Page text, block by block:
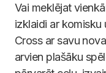
Vai meklējat
izklaidi ar komisku
Cross ar savu
arvien plašāku